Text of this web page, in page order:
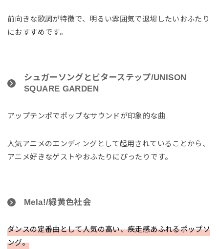
前向きな歌詞が特徴で、明るい雰囲気で退場したいおふたり
におすすめです。
シュガーソングとビターステップ/UNISON
SQUARE GARDEN
アップテンポでポップなサウンドが印象的な曲
人気アニメのエンディングとして起用されていることから、
アニメ好きなゲストやおふたりにぴったりです。
Mela!/緑黄色社会
ダンスの定番曲として人気の高い、疾走感あふれるポップソ
ング。